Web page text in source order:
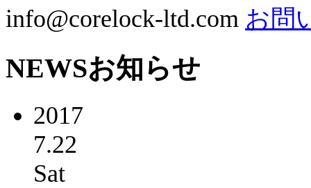
info@corelock-ltd.com お問
NEWSお知らせ
2017
7.22
Sat